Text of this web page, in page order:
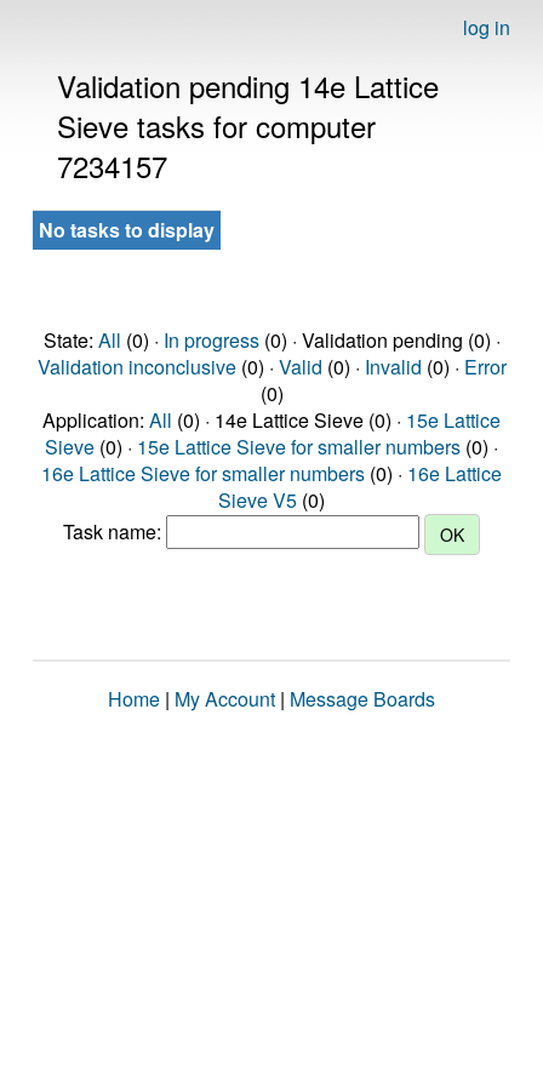
log in
Validation pending 14e Lattice
Sieve tasks for computer
7234157
No tasks to display
State: All (0) · In progress(0) · Validation pending (0) ·
Validation inconclusive(0) · Valid (0) · Invalid (0) · Error
(0)
Application: All (0) · 14e Lattice Sieve (0) · 15e Lattice
Sieve (0) · 15e Lattice Sieve for smaller numbers (0) ·
16e Lattice Sieve for smaller numbers (0) · 16e Lattice
Sieve V5 (0)
Task name:
Home | My Account | Message Boards